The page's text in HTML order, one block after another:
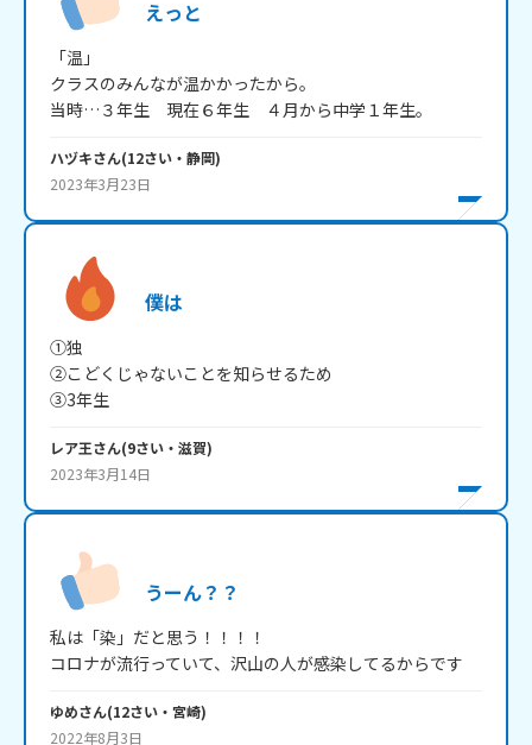
えっと
「温」
クラスのみんなが温かかったから。
当時…３年生　現在６年生　４月から中学１年生。
ハヅキさん(12さい・ 静岡)
2023年3月23日
僕は
①独
②こどくじゃないことを知らせるため
③3年生
レア王さん(9さい・ 滋賀)
2023年3月14日
うーん？？
私は「染」だと思う！！！！
ゆめさん(12さい・ 宮崎)
2022年8月3日